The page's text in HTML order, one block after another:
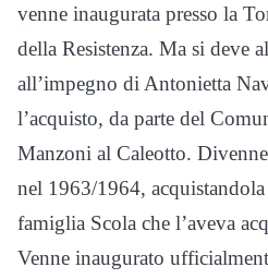
venne inaugurata presso la
della Resistenza. Ma si deve
all’impegno di Antonietta
l’acquisto, da parte del
Manzoni al Caleotto.
nel 1963/1964,
famiglia Scola che l’aveva
Venne inaugurato